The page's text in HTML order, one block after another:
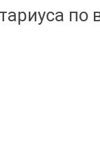
по